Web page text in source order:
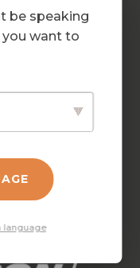
be speaking
you want to
language